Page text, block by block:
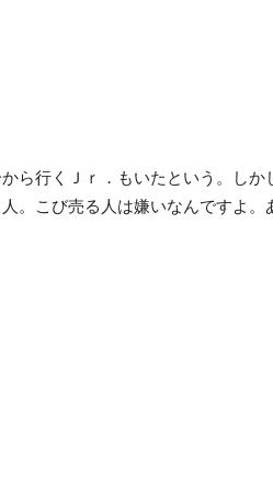
ら行くＪｒ．もいたという。し
。こび売る人は嫌いなんですよ。